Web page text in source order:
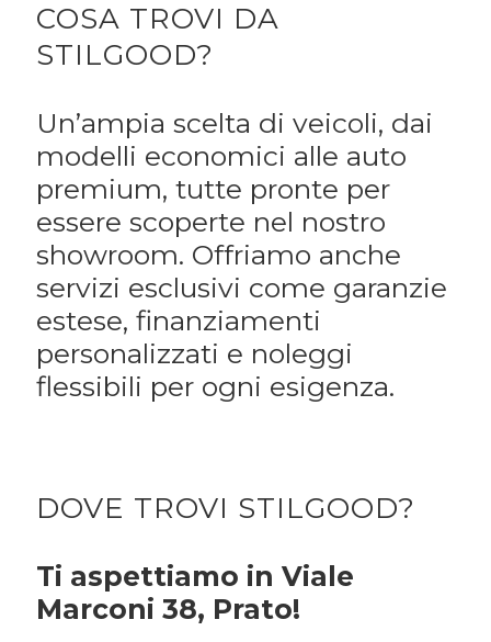
COSA TROVI DA
STILGOOD?
Un’ampia scelta di veicoli, dai
modelli economici alle auto
premium, tutte pronte per
essere scoperte nel nostro
showroom. Offriamo anche
servizi esclusivi come garanzie
estese, finanziamenti
personalizzati e noleggi
flessibili per ogni esigenza.
DOVE TROVI STILGOOD?
Ti aspettiamo in Viale
Marconi 38, Prato!